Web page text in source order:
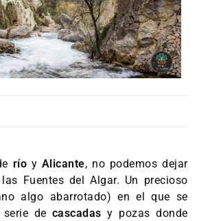
río y Alicante, no podemos dejar
Fuentes del Algar. Un precioso
algo abarrotado) en el que se
de cascadasy pozas donde